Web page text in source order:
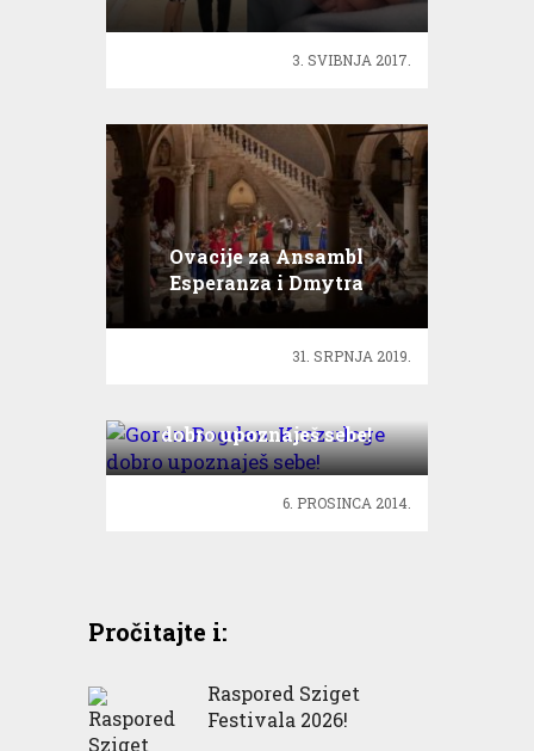
3. SVIBNJA 2017.
Ovacije za Ansambl
Esperanza i Dmytra
Chonija
31. SRPNJA 2019.
dobro upoznaješ sebe!
6. PROSINCA 2014.
Pročitajte i:
Raspored Sziget
Festivala 2026!